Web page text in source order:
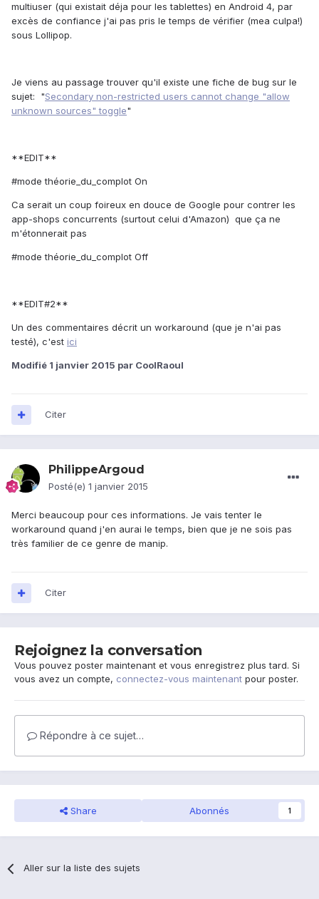
multiuser (qui existait déja pour les tablettes) en Android 4, par
excès de confiance j'ai pas pris le temps de vérifier (mea culpa!)
sous Lollipop.
Je viens au passage trouver qu'il existe une fiche de bug sur le
sujet: "Secondary non-restricted users cannot change "allow
unknown sources" toggle"
**EDIT**
#mode théorie_du_complot On
Ca serait un coup foireux en douce de Google pour contrer les
app-shops concurrents (surtout celui d'Amazon) que ça ne
m'étonnerait pas
#mode théorie_du_complot Off
**EDIT#2**
Un des commentaires décrit un workaround (que je n'ai pas
testé), c'est ici
Modifié 1 janvier 2015 par CoolRaoul
Citer
PhilippeArgoud
Posté(e) 1 janvier 2015
Merci beaucoup pour ces informations. Je vais tenter le
workaround quand j'en aurai le temps, bien que je ne sois pas
très familier de ce genre de manip.
Citer
Rejoignez la conversation
Vous pouvez poster maintenant et vous enregistrez plus tard. Si
vous avez un compte, connectez-vous maintenant pour poster.
Répondre à ce sujet…
Share Abonnés 1
Aller sur la liste des sujets